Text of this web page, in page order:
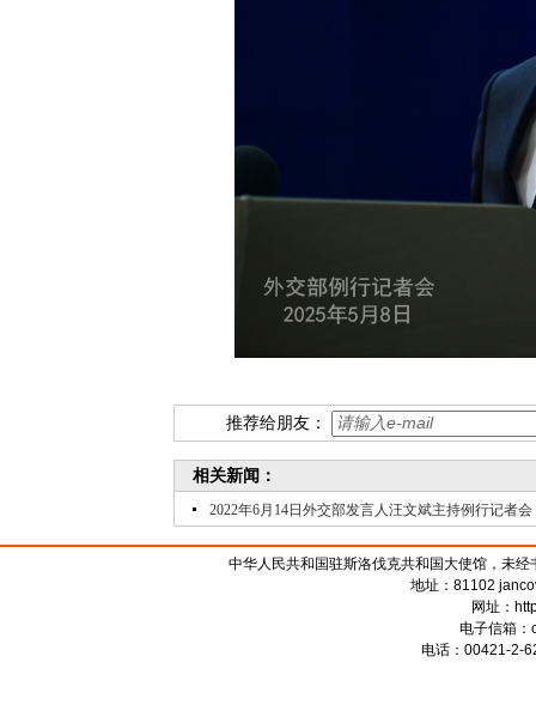
推荐给朋友：
相关新闻：
2022年6月14日外交部发言人汪文斌主持例行记者会
中华人民共和国驻斯洛伐克共和国大使馆，未
地址：81102
网址：
电子信箱：
电话：00421-2-